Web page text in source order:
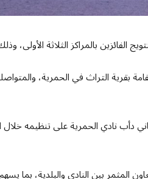
دأب نادي الحمرية على تنظيمه
المثمر بين النادي والبلدية،